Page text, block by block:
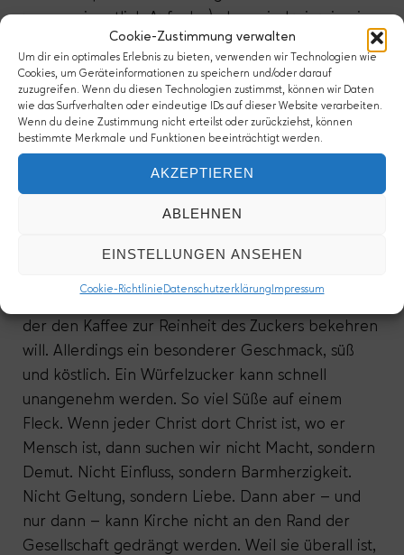
Cookie-Zustimmung verwalten
Um dir ein optimales Erlebnis zu bieten, verwenden wir Technologien wie
Cookies, um Geräteinformationen zu speichern und/oder darauf
zuzugreifen. Wenn du diesen Technologien zustimmst, können wir Daten
wie das Surfverhalten oder eindeutige IDs auf dieser Website verarbeiten.
Wenn du deine Zustimmung nicht erteilst oder zurückziehst, können
bestimmte Merkmale und Funktionen beeinträchtigt werden.
AKZEPTIEREN
ABLEHNEN
EINSTELLUNGEN ANSEHEN
Cookie-Richtlinie Datenschutzerklärung Impressum
unsere eigentlich Aufgabe), dann sind wir wie ein
Würfelzucker, der träge und behäbig in einer
Tasse Kaffee schwimmt und sich partout nicht
auflösen will. Dann nerven wir irgendwann
denjenigen, der den Kaffeebecher in der Hand
hält – so sehr, dass er den Fremdkörper aus
werden will, muss sie sich auflösen. Sie muss Teil
eins sein. Keine Sonderfarbe, kein Fremdkörper,
der den Kaffee zur Reinheit des Zuckers bekehren
will. Allerdings ein besonderer Geschmack, süß
und köstlich. Ein Würfelzucker kann schnell
unangenehm werden. So viel Süße auf einem
Fleck. Wenn jeder Christ dort Christ ist, wo er
Mensch ist, dann suchen wir nicht Macht, sondern
Demut. Nicht Einfluss, sondern Barmherzigkeit.
Nicht Geltung, sondern Liebe. Dann aber – und
nur dann – kann Kirche nicht an den Rand der
Gesellschaft gedrängt werden. Weil sie überall ist,